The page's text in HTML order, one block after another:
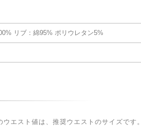
リブ：綿95% ポリウレタン5%
エスト値は、推奨ウエストのサイズです。